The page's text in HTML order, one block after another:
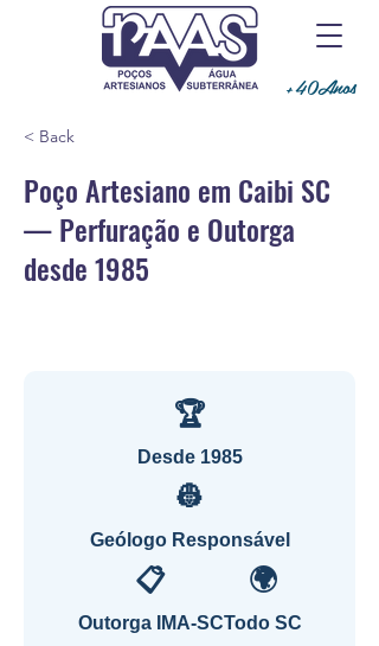
+40Anos
< Back
Poço Artesiano em Caibi SC
— Perfuração e Outorga
desde 1985
🏆
Desde 1985
👷
Geólogo Responsável
📋
Outorga IMA-SC
🌍
Todo SC